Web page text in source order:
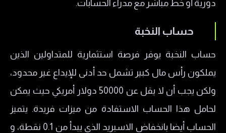
دورية أو خط مباشر مع مدراء الحسابات.
حساب النخبة
حساب النخبة يوفر فرصة استثمارية للمتداولين الذين
يملكون رأس مال كبير تشمل حد أدنى للإيداع غير محدود،
ولكن يجب أن لا يقل عن 50000 دولار أمريكي حيث يمكن
لحامل هذا الحساب الاستفادة من ميزات فريدة. يتميز
الحساب أيضا بانخفاض الاسبريد الذي يبدأ من 0.1 نقطة، و